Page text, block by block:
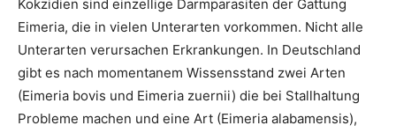
Kokzidien sind einzellige Darmparasiten der Gattung
Eimeria, die in vielen Unterarten vorkommen. Nicht alle
Unterarten verursachen Erkrankungen. In Deutschland
gibt es nach momentanem Wissensstand zwei Arten
(Eimeria bovis und Eimeria zuernii) die bei Stallhaltung
Probleme machen und eine Art (Eimeria alabamensis),